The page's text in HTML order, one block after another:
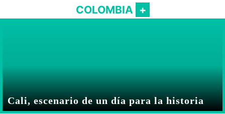
COLOMBIA
Cali, escenario de un día para la historia